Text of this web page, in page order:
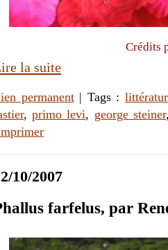
Crédits
la suite
permanent| Tags :
,primo levi, george steiner
10/2007
farfelus, par